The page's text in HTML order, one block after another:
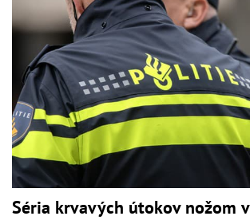
Séria krvavých útokov nožom v